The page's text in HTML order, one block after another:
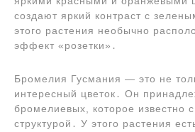
создают яркий контраст с
этого растения необычно
эффект «розетки»․
Бромелия Гусмания ― это не
интересный цветок․ Он
бромелиевых, которое известно
структурой․ У этого растения